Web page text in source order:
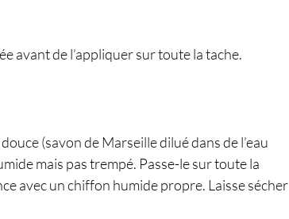
avant de l’appliquer sur toute la tache.
(savon de Marseille dilué dans de l’eau
mais pas trempé. Passe-le sur toute la
avec un chiffon humide propre. Laisse sécher